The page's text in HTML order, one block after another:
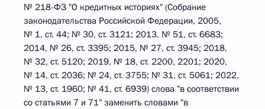
№ 218-ФЗ "О кредитных историях" (Собрание
законодательства Российской Федерации, 2005,
№ 1, ст. 44; № 30, ст. 3121; 2013, № 51, ст. 6683;
2014, № 26, ст. 3395; 2015, № 27, ст. 3945; 2018,
№ 32, ст. 5120; 2019, № 18, ст. 2200, 2201; 2020,
№ 14, ст. 2036; № 24, ст. 3755; № 31, ст. 5061; 2022,
№ 13, ст. 1960; № 41, ст. 6939) слова "в соответствии
со статьями 7 и 71" заменить словами "в